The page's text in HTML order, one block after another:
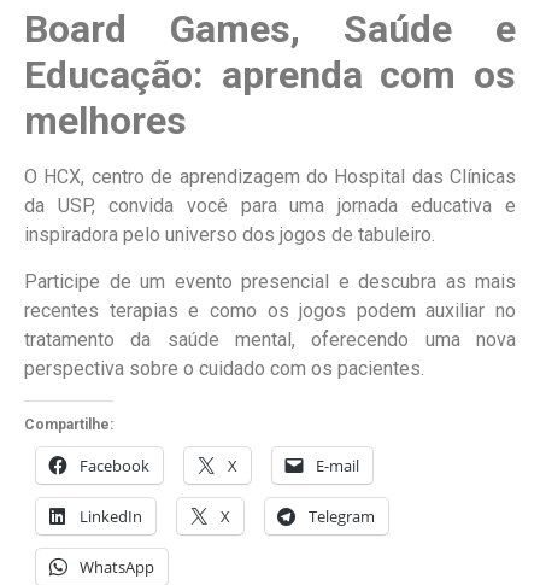
Board Games, Saúde e
Educação: aprenda com os
melhores
O HCX, centro de aprendizagem do Hospital das Clínicas
da USP, convida você para uma jornada educativa e
inspiradora pelo universo dos jogos de tabuleiro.
Participe de um evento presencial e descubra as mais
recentes terapias e como os jogos podem auxiliar no
tratamento da saúde mental, oferecendo uma nova
perspectiva sobre o cuidado com os pacientes.
Compartilhe:
Facebook X E-mail
LinkedIn X Telegram
WhatsApp